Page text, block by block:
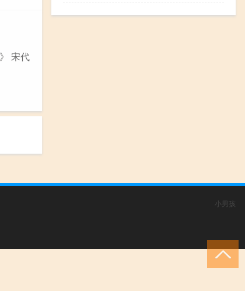
宋代
小男孩